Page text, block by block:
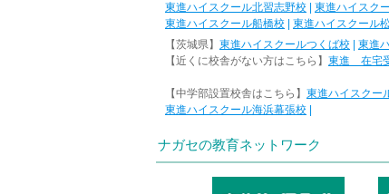
東進ハイスクール北習志野校
東進ハイスク
東進ハイスクール船橋校
東進ハイスクール
【茨城県】 東進ハイスクールつくば校 東進
【近くに校舎がない方はこちら】 東進 在宅
【中学部設置校舎はこちら】 東進ハイスクー
東進ハイスクール海浜幕張校
ナガセの教育ネットワーク